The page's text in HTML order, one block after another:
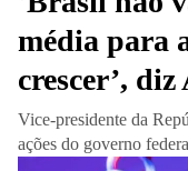
média para
crescer’,
Vice-presidente da
ações do governo